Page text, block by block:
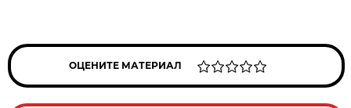
ОЦЕНИТЕ МАТЕРИАЛ